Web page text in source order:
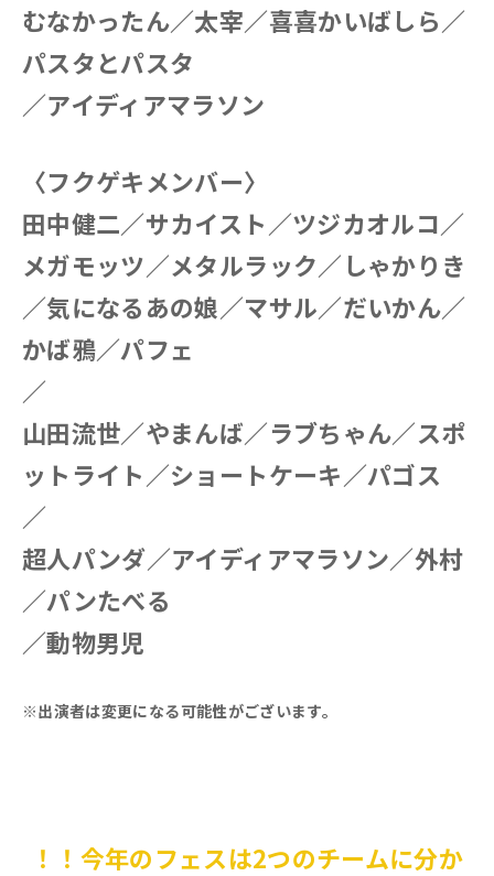
むなかったん／太宰／喜喜かいばしら／
パスタとパスタ
／アイディアマラソン
〈フクゲキメンバー〉
田中健二／サカイスト／ツジカオルコ／
メガモッツ／メタルラック／しゃかりき
／気になるあの娘／マサル／だいかん／
かば鴉／パフェ
／
山田流世／やまんば／ラブちゃん／スポ
ットライト／ショートケーキ／パゴス
／
超人パンダ／アイディアマラソン／外村
／パンたべる
／動物男児
※出演者は変更になる可能性がございます。
！！今年のフェスは2つのチームに分か